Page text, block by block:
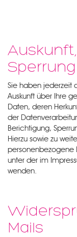
Sperrung
Sie haben jederzeit
Auskunft über Ihre
Daten, deren
der
Berichtigung,
Hierzu sowie zu
personenbezogene
unter der im
wenden.
Mails